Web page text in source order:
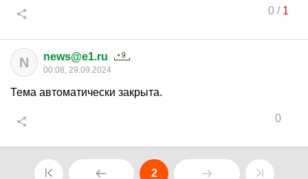
0/ 1
N news@e1.ru
00:08, 29.09.2024
Тема автоматически закрыта.
0
2